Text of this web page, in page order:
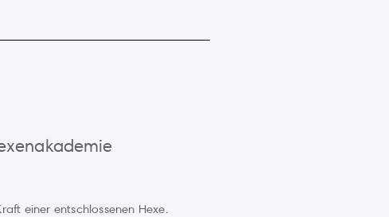
einer entschlossenen Hexe.